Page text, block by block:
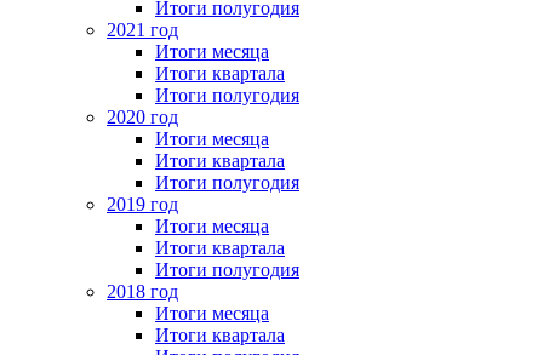
Итоги полугодия
2021 год
Итоги месяца
Итоги квартала
Итоги полугодия
2020 год
Итоги месяца
Итоги квартала
Итоги полугодия
2019 год
Итоги месяца
Итоги квартала
Итоги полугодия
2018 год
Итоги месяца
Итоги квартала